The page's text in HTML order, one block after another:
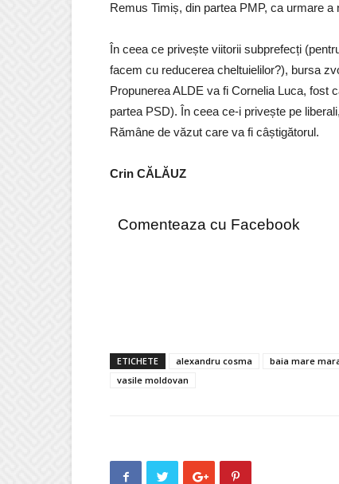
Remus Timiș, din partea PMP, ca urmare
În ceea ce privește viitorii subprefecți
facem cu reducerea cheltuielilor?), bursa
Propunerea ALDE va fi Cornelia Luca, fost
partea PSD). În ceea ce-i privește pe
Rămâne de văzut care va fi câștigătorul.
Crin CĂLĂUZ
Comenteaza cu Facebook
ETICHETE alexandru cosma baia mare
vasile moldovan